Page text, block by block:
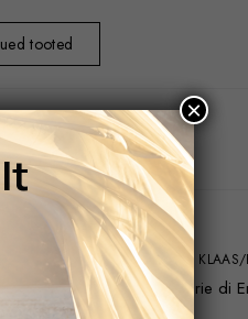
tooted
ESILEHT LAUANÕUD KLAAS/
koosnev komplekt, Vetrerie di
×